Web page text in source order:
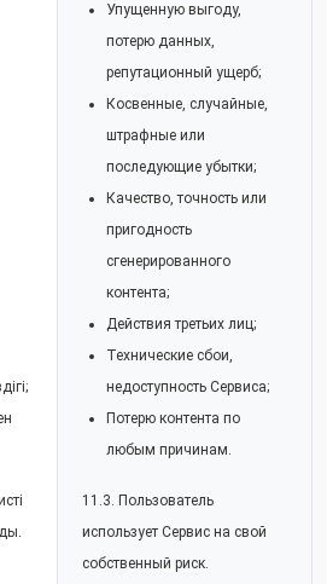
Упущенную выгоду,
потерю данных,
репутационный ущерб;
Косвенные, случайные,
штрафные или
последующие убытки;
Качество, точность или
пригодность
сгенерированного
контента;
Действия третьих лиц;
Технические сбои,
недоступность Сервиса;
Потерю контента по
любым причинам.
11.3. Пользователь
использует Сервис на свой
собственный риск.